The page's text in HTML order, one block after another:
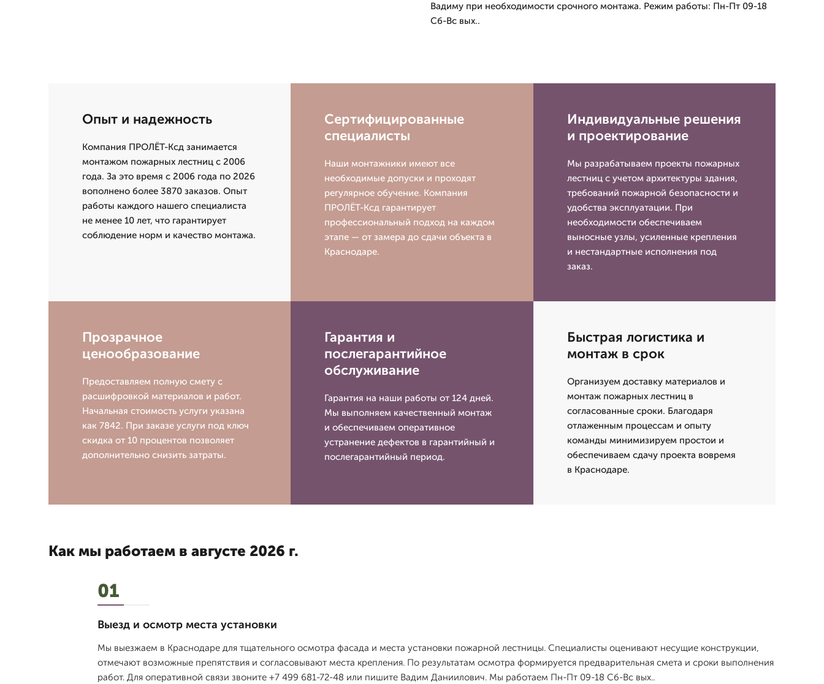
Вадиму при необходимости срочного монтажа. Режим работы: Пн-Пт 09-18
Сб-Вс вых..
Опыт и надежность
Компания ПРОЛЁТ-Ксд занимается
монтажом пожарных лестниц с 2006
года. За это время с 2006 года по 2026
вополнено более 3870 заказов. Опыт
работы каждого нашего специалиста
не менее 10 лет, что гарантирует
соблюдение норм и качество монтажа.
Сертифицированные
специалисты
Наши монтажники имеют все
необходимые допуски и проходят
регулярное обучение. Компания
ПРОЛЁТ-Ксд гарантирует
профессиональный подход на каждом
этапе — от замера до сдачи объекта в
Краснодаре.
Индивидуальные решения
и проектирование
Мы разрабатываем проекты пожарных
лестниц с учетом архитектуры здания,
требований пожарной безопасности и
удобства эксплуатации. При
необходимости обеспечиваем
выносные узлы, усиленные крепления
и нестандартные исполнения под
заказ.
Прозрачное
ценообразование
Предоставляем полную смету с
расшифровкой материалов и работ.
Начальная стоимость услуги указана
как 7842. При заказе услуги под ключ
скидка от 10 процентов позволяет
дополнительно снизить затраты.
Гарантия и
послегарантийное
обслуживание
Гарантия на наши работы от 124 дней.
Мы выполняем качественный монтаж
и обеспечиваем оперативное
устранение дефектов в гарантийный и
послегарантийный период.
Быстрая логистика и
монтаж в срок
Организуем доставку материалов и
монтаж пожарных лестниц в
согласованные сроки. Благодаря
отлаженным процессам и опыту
команды минимизируем простои и
обеспечиваем сдачу проекта вовремя
в Краснодаре.
Как мы работаем в августе 2026 г.
01
Выезд и осмотр места установки
Мы выезжаем в Краснодаре для тщательного осмотра фасада и места установки пожарной лестницы. Специалисты оценивают несущие конструкции,
отмечают возможные препятствия и согласовывают места крепления. По результатам осмотра формируется предварительная смета и сроки выполнения
работ. Для оперативной связи звоните +7 499 681-72-48 или пишите Вадим Даниилович. Мы работаем Пн-Пт 09-18 Сб-Вс вых..